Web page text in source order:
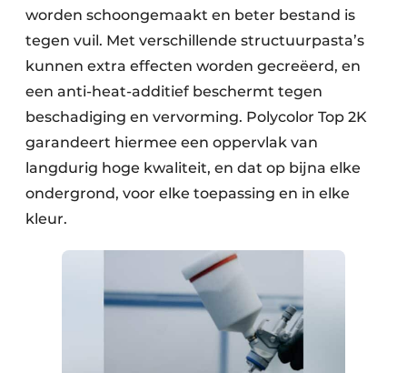
worden schoongemaakt en beter bestand is
tegen vuil. Met verschillende structuurpasta’s
kunnen extra effecten worden gecreëerd, en
een anti-heat-additief beschermt tegen
beschadiging en vervorming. Polycolor Top 2K
garandeert hiermee een oppervlak van
langdurig hoge kwaliteit, en dat op bijna elke
ondergrond, voor elke toepassing en in elke
kleur.